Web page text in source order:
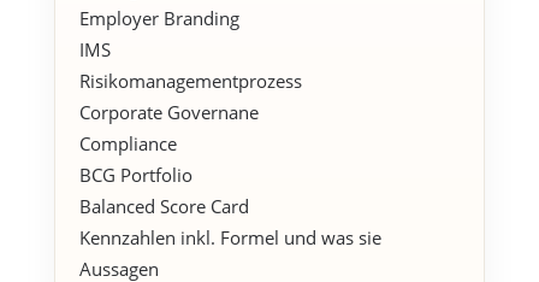
Employer Branding
IMS
Risikomanagementprozess
Corporate Governane
Compliance
BCG Portfolio
Balanced Score Card
Kennzahlen inkl. Formel und was sie
Aussagen